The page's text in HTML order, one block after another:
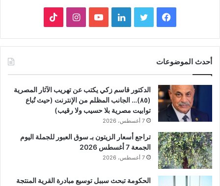
فيسبوك تويتر لينكدإنيوتيوبانستقرام
أحدث الموضوعات
الدكتور قاسم زكي يكتب عن تهريب الآثار المصرية
(٨٥)… الجانب المظلم من الإنترنت (حيث تُباع
توابيت مصرية بلا حسيب ولا رقيب)
7 أغسطس، 2026
تراجع أسعار الزيتون بـ سوق العبور للجملة اليوم
الجمعة 7 أغسطس 2026
7 أغسطس، 2026
الحكومة تبحث سببل توسيع مبادرة القرية المنتجة